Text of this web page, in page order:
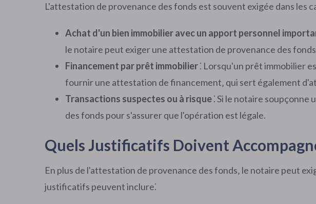
L'attestation de provenance des fonds est souvent exigée dans les
Achat d'un bien immobilier avec un apport personnel
le notaire peut exiger une attestation de provenance des
Financement par prêt immobilier⁚ Lorsqu'un prêt immobilier
fournir une attestation de financement‚ qui sert également
Transactions suspectes ou à risque⁚ Si le notaire
des fonds pour s'assurer que l'opération est légale.
Quels Justificatifs Doivent
En plus de l'attestation de provenance des fonds‚ le notaire peut
justificatifs peuvent inclure⁚